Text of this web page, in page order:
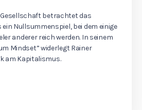
Gesellschaft betrachtet das
Nullsummenspiel, bei dem einige
anderer reich werden. In seinem
Mindset” widerlegt Rainer
am Kapitalismus.